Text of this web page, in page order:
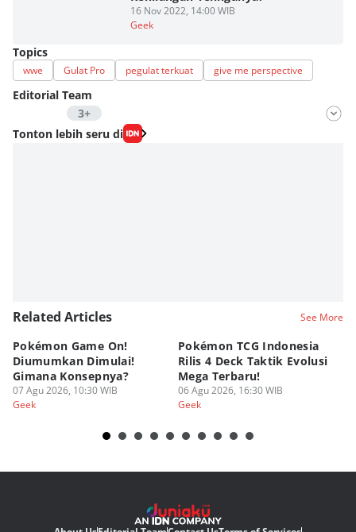
16 Nov 2022, 14:00 WIB
Geek
Topics
wwe Gulat Pro pegulat terkuat give me perspective
Editorial Team
3+
Editor
Fahrul Razi Uni Nurullah
Tonton lebih seru di
Related Articles See More
Pokémon Game On!
Diumumkan Dimulai!
Gimana Konsepnya?
07 Agu 2026, 10:30 WIB
Geek
Pokémon TCG Indonesia
Rilis 4 Deck Taktik Evolusi
Mega Terbaru!
06 Agu 2026, 16:30 WIB
Geek